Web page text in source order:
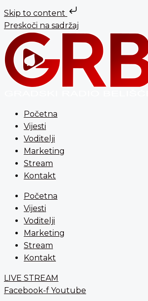
Skip to content
Preskoči na sadržaj
Početna
Vijesti
Voditelji
Marketing
Stream
Kontakt
Početna
Vijesti
Voditelji
Marketing
Stream
Kontakt
LIVE STREAM
Facebook-f Youtube